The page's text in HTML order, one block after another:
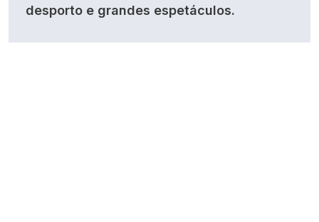
desporto e grandes espetáculos.